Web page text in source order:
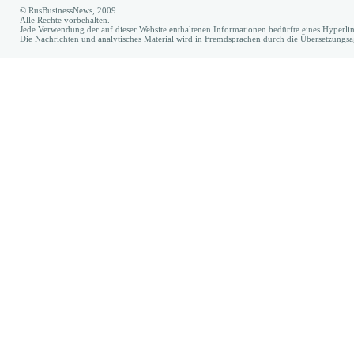
© RusBusinessNews, 2009.
Alle Rechte vorbehalten.
Jede Verwendung der auf dieser Website enthaltenen Informationen bedürfte eines
Die Nachrichten und analytisches Material wird in Fremdsprachen durch die